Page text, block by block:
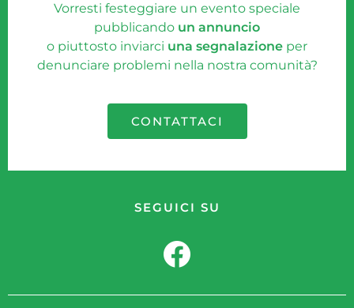
Vorresti festeggiare un evento speciale
pubblicando un annuncio
o piuttosto inviarci una segnalazione per
denunciare problemi nella nostra comunità?
CONTATTACI
SEGUICI SU